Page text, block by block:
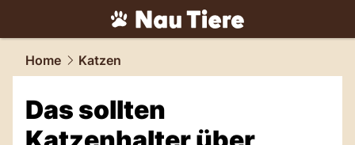
tiere.NAU.ch
Home Katzen
Das sollten